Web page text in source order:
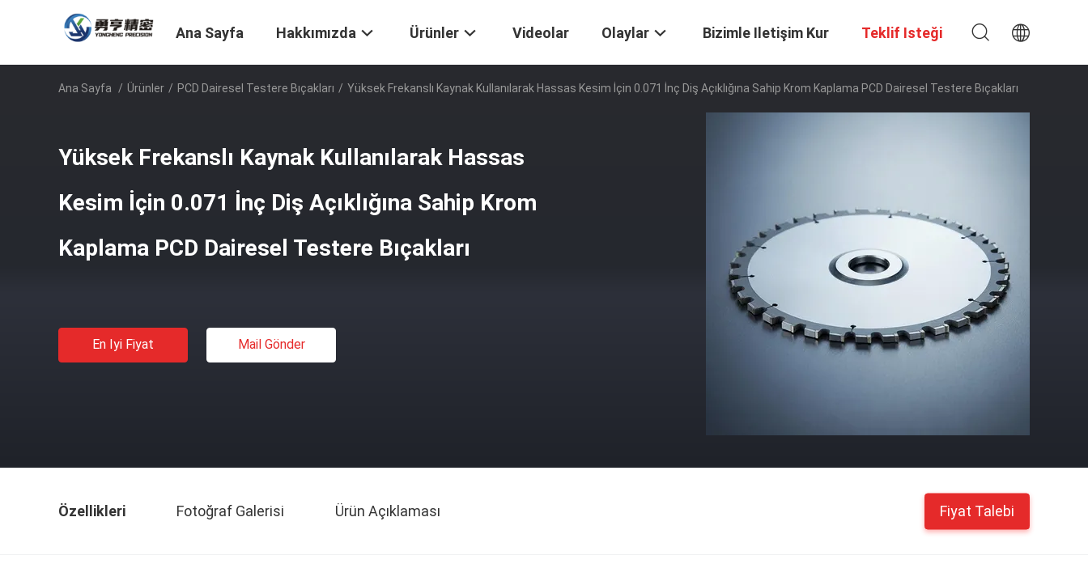
Ana Sayfa Hakkımızda Ürünler Videolar Olaylar Bizimle Iletişim Kur Teklif Isteği
Ana Sayfa / Ürünler / PCD Dairesel Testere Bıçakları / Yüksek Frekanslı Kaynak Kullanılarak Hassas Kesim İçin 0.071 İnç Diş Açıklığına Sahip Krom Kaplama PCD Dairesel Testere Bıçakları
Yüksek Frekanslı Kaynak Kullanılarak Hassas
Kesim İçin 0.071 İnç Diş Açıklığına Sahip Krom
Kaplama PCD Dairesel Testere Bıçakları
En Iyi Fiyat Mail Gönder
Özellikleri Fotoğraf Galerisi Ürün Açıklaması Fiyat Talebi